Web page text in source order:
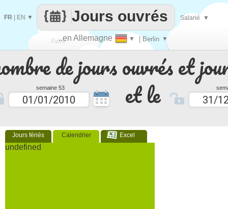
de jours ouvrés et
semaine 53 et le
Jours fériés Calendrier Excel
undefined
Faire
que
..en Allemagne ▼ | Berlin ▼
Jours ouvrés
FR EN ▼ Salarié ▼